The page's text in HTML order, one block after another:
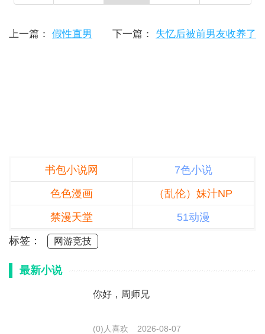
上一篇： 假性直男 下一篇： 失忆后被前男友收养了
书包小说网
7色小说
色色漫画
（乱伦）妹汁NP
禁漫天堂
51动漫
标签：
网游竞技
最新小说
你好，周师兄
(0)人喜欢 2026-08-07